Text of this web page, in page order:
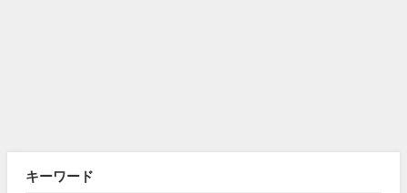
キーワード